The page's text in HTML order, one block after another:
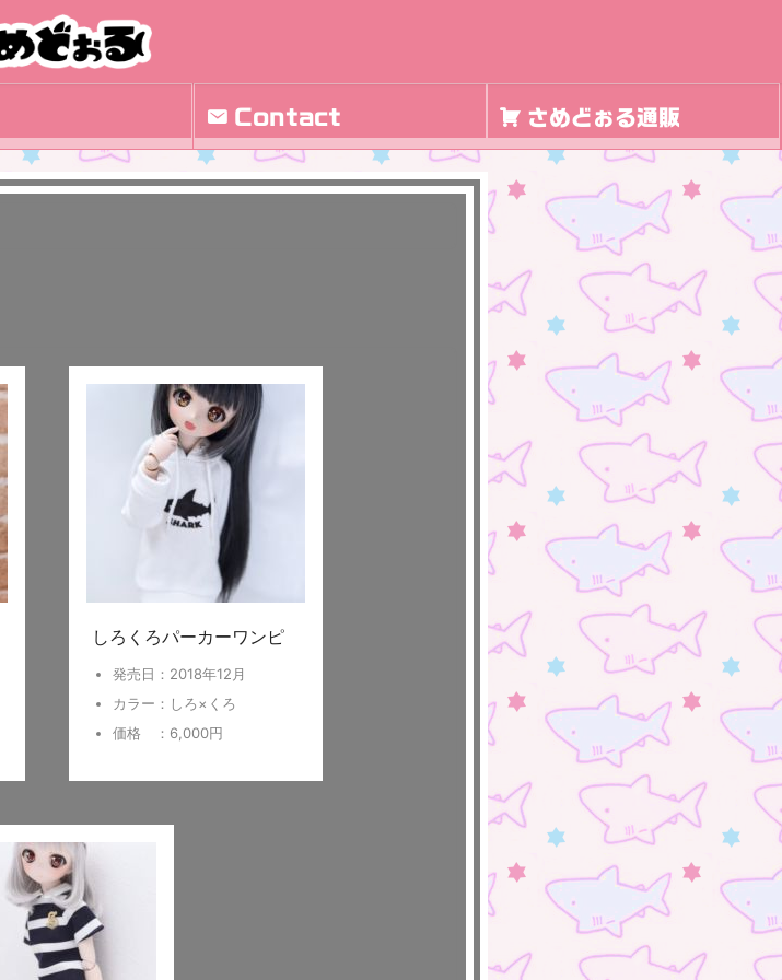
Contact さめどぉる通販
しろくろパーカーワンピ
発売日：2018年12月
カラー：しろ×くろ
価格 ：6,000円